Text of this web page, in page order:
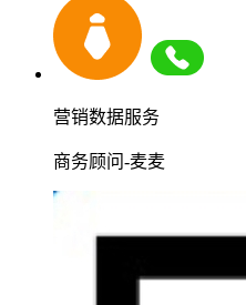
营销数据服务
商务顾问-麦麦